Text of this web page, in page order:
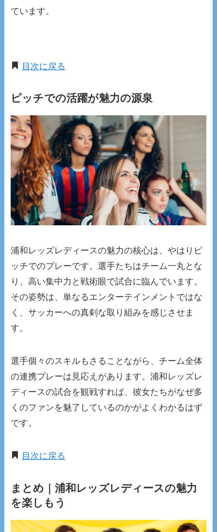
ています。
目次に戻る
ピッチでの活躍が魅力の源泉
浦和レッズレディースの魅力の核心は、やはりピ
ッチでのプレーです。選手たちはチーム一丸とな
り、高い集中力と戦術眼で試合に臨んでいます。
その姿勢は、単なるエンターテインメントではな
く、サッカーへの真剣な取り組みを感じさせま
す。
選手個々のスキルもさることながら、チーム全体
の連携プレーは見応えがあります。浦和レッズレ
ディースの試合を観戦すれば、彼女たちがなぜ多
くのファンを魅了しているのかがよくわかるはず
です。
目次に戻る
まとめ｜浦和レッズレディースの魅力
を楽しもう